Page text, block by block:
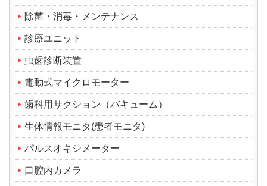
除菌・消毒・メンテナンス
診療ユニット
虫歯診断装置
電動式マイクロモーター
歯科用サクション（バキューム）
生体情報モニタ(患者モニタ)
パルスオキシメーター
口腔内カメラ